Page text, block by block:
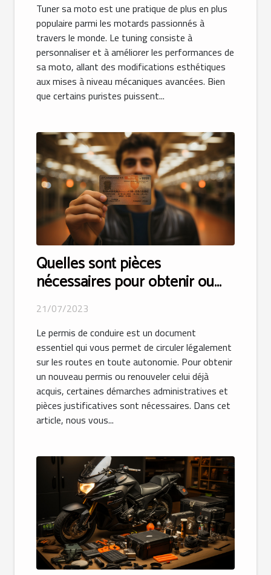
Tuner sa moto est une pratique de plus en plus
populaire parmi les motards passionnés à
travers le monde. Le tuning consiste à
personnaliser et à améliorer les performances de
sa moto, allant des modifications esthétiques
aux mises à niveau mécaniques avancées. Bien
que certains puristes puissent...
Quelles sont pièces
nécessaires pour obtenir ou
renouveler votre permis de
conduire ?
21/07/2023
Le permis de conduire est un document
essentiel qui vous permet de circuler légalement
sur les routes en toute autonomie. Pour obtenir
un nouveau permis ou renouveler celui déjà
acquis, certaines démarches administratives et
pièces justificatives sont nécessaires. Dans cet
article, nous vous...